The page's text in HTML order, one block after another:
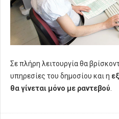
Σε πλήρη λειτουργία θα
υπηρεσίες του δημοσίου και η
θα γίνεται μόνο με ραντεβού